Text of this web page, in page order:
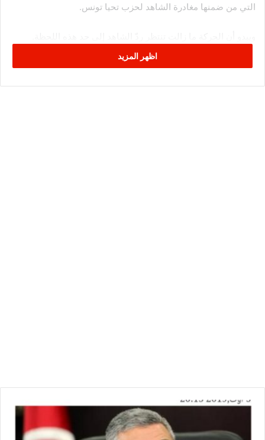
التي من ضمنها مغادرة الشاهد لحزب تحيا تونس.
اظهر المزيد
ه